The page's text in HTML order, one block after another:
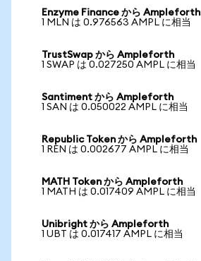
Enzyme Finance から Ampleforth
1 MLN は 0.976563 AMPL に相当
TrustSwap から Ampleforth
1 SWAP は 0.027250 AMPL に相当
Santiment から Ampleforth
1 SAN は 0.050022 AMPL に相当
Republic Token から Ampleforth
1 REN は 0.002677 AMPL に相当
MATH Token から Ampleforth
1 MATH は 0.017409 AMPL に相当
Unibright から Ampleforth
1 UBT は 0.017417 AMPL に相当